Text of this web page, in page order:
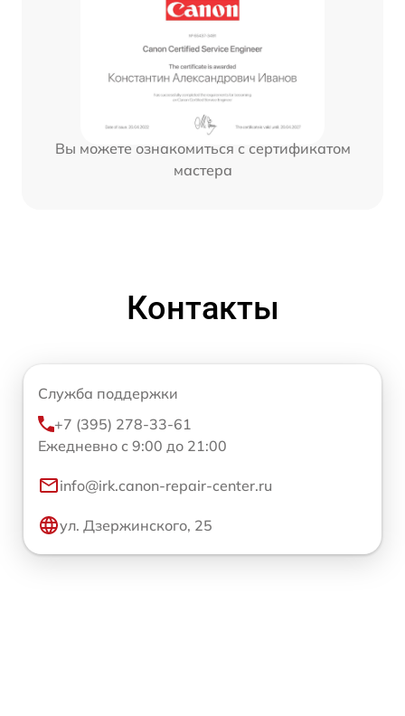
Вы можете ознакомиться с сертификатом
мастера
Контакты
Служба поддержки
+7 (395) 278-33-61
Ежедневно с 9:00 до 21:00
info@irk.canon-repair-center.ru
ул. Дзержинского, 25